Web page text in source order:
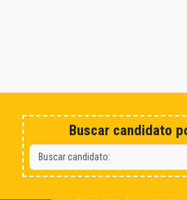
Buscar candidato